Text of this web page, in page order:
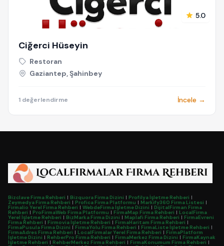
5.0
Ciğerci Hüseyin
Restoran
Gaziantep, Şahinbey
1 değerlendirme İncele →
Bizclave Firma Rehberi | Bizquora Firma Dizini | Profilya İşletme Rehberi |
Zeymedya Firma Rehberi | Profica Firma Platformu | Markify360 Firma Listesi |
Firmalio Yerel Firma Rehberi | WebdeFirma İşletme Dizini | DijitalFirman Firma
Rehberi | ProFirmaWeb Firma Platformu | FirmaMap Firma Rehberi | LocalFirma
Yerel İşletme Rehberi | BizMarka Firma Dizini | Maplafi Firma Rehberi | FirmaEvreni
Firma Rehberi | Firmovia İşletme Rehberi | FirmaHaritam Firma Rehberi |
FirmaPusula Firma Dizini |FirmaYolu Firma Rehberi | FirmaListe İşletme Rehberi |
FirmaAdres Firma Rehberi | LocalFirmalar Yerel Firma Rehberi | FirmaPlatform
İşletme Dizini | RehberPro Firma Rehberi | FirmaMerkez Firma Dizini | FirmaKaynak
İşletme Rehberi | RehberMerkez Firma Rehberi | FirmaKonumum Firma Rehberi |